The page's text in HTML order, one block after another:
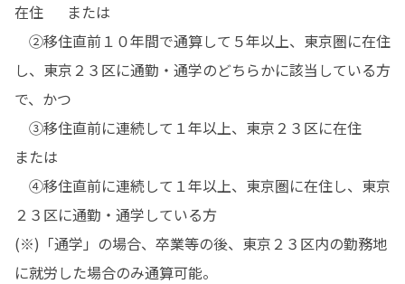
在住　  または
②移住直前１０年間で通算して５年以上、東京圏に在住
し、東京２３区に通勤・通学のどちらかに該当している方
で、かつ
③移住直前に連続して１年以上、東京２３区に在住
または
④移住直前に連続して１年以上、東京圏に在住し、東京
２３区に通勤・通学している方
(※)「通学」の場合、卒業等の後、東京２３区内の勤務地
に就労した場合のみ通算可能。